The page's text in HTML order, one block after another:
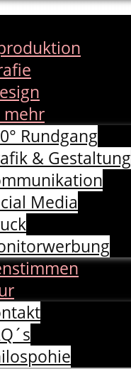
mehr
Rundgang
& Gestaltung
Media